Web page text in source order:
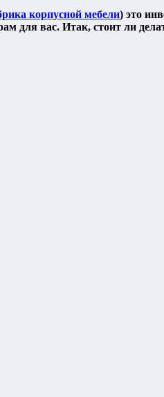
корпусной мебели) это
для вас. Итак, стоит ли